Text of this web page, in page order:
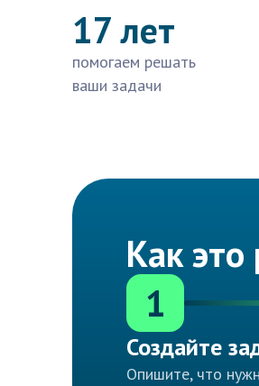
17 лет
помогаем решать
ваши задачи
Как это
1
Создайте
Опишите, что